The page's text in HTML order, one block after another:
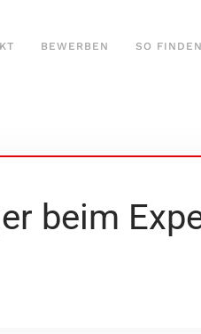
BEWERBEN SO
beim